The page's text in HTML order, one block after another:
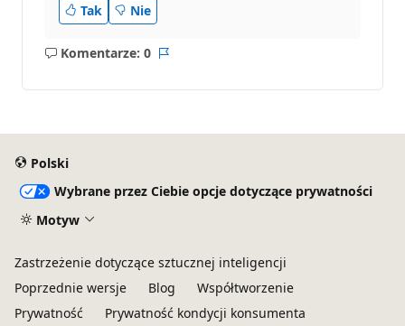
Tak
Nie
Komentarze: 0
Brak
Polski
Wybrane przez Ciebie opcje dotyczące prywatności
Motyw
Zastrzeżenie dotyczące sztucznej inteligencji
Poprzednie wersje
Blog
Współtworzenie
Prywatność
Prywatność kondycji konsumenta